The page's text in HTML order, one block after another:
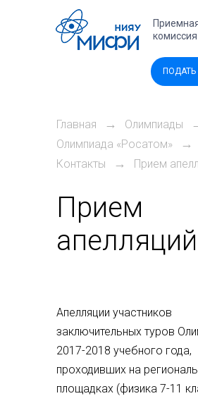
Перейти к основному содержанию
комиссия
Главная → Олимпиады
Олимпиада «Росатом» →
Контакты → Прием
Прием
апелляций
Апелляции участников
заключительных туров
2017-2018 учебного года,
проходивших на
площадках (физика 7-11